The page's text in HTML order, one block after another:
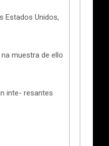
Estados Unidos,
muestra de ello
inte- resantes